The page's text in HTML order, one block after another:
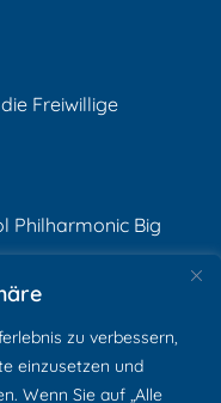
zu verbessern,
einzusetzen und
Wenn Sie auf „Alle
Freiwillige
Philharmonic Big